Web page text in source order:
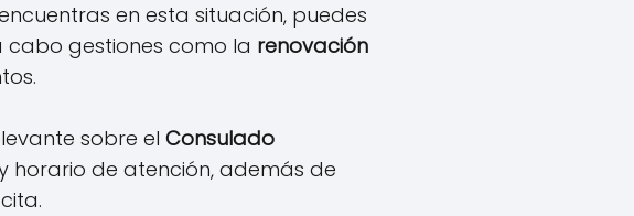
en esta situación, puedes
gestiones como la renovación
sobre el Consulado
horario de atención, además de